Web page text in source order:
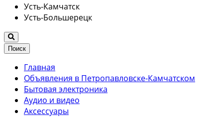
Усть-Камчатск
Усть-Большерецк
Поиск
Главная
Объявления в Петропавловске-Камчатском
Бытовая электроника
Аудио и видео
Аксессуары